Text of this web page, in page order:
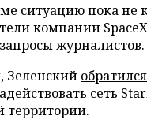
ситуацию пока не
компании
журналистов.
обратился
сеть
территории.